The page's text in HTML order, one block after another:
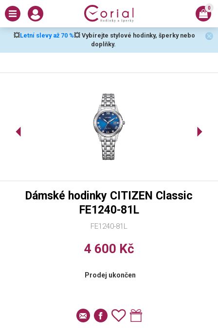
💥Letní slevy až 70 %💥 Vybírejte stylové hodinky, šperky nebo
doplňky.
0
FE1240-81L
Dámské hodinky CITIZEN Classic
FE1240-81L
4 600 Kč
Prodej ukončen